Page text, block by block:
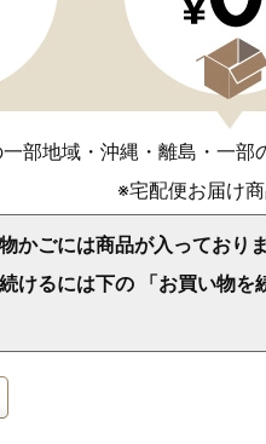
部地域・沖縄・離島・一部
※宅配便お届け商
かごには商品が入っておりま
けるには下の 「お買い物を